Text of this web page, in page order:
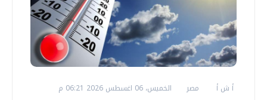
أ ش أ مصر الخميس، 06 اغسطس 2026 06:21 م